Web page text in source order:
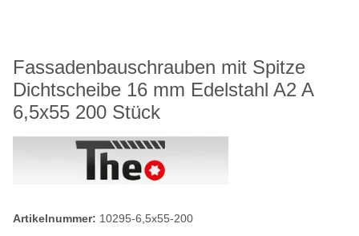
Fassadenbauschrauben mit Spitze
Dichtscheibe 16 mm Edelstahl A2 A
6,5x55 200 Stück
Artikelnummer: 10295-6,5x55-200